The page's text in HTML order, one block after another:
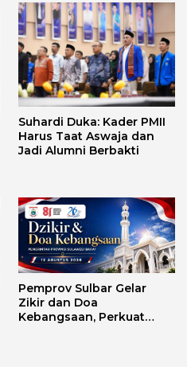
Suhardi Duka: Kader PMII
Harus Taat Aswaja dan
Jadi Alumni Berbakti
Pemprov Sulbar Gelar
Zikir dan Doa
Kebangsaan, Perkuat